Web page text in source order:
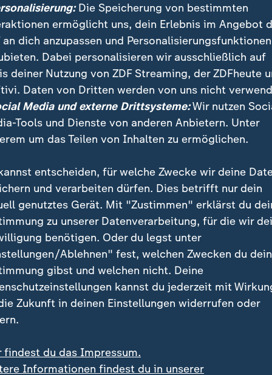
Menschen aus Syrien im
von Syrern in Deutschland hat das Institut
Berufsforschung (IAB) - das ist die
Arbeit. Knapp eine Million Syrer leben in
überhaupt im erwerbsfähigen Alter, sagt
vom IAB im Gespräch mit ZDFheute.
dieser Menschen liegt den IAB-Zahlen
noch die Selbständigen, die noch mal etwa
Im Ergebnis ist also etwas weniger als
15 und 64 in Arbeit.
syrischer Männer nähert
sind - im Gegensatz zur
Männer: "Männer haben sieben Jahre nach ihrem
Erwerbstätigenquote von 73 Prozent erreicht",
Die Erwerbstätigenquote syrischer Männer habe sich
Die Speicherung von bestimmten
ermöglicht uns, dein Erlebnis im Angebot
an dich anzupassen und Personalisierungsfunktionen
Dabei personalisieren wir ausschließlich auf
deiner Nutzung von ZDF Streaming, der ZDFheute
Daten von Dritten werden von uns nicht
Media und externe Drittsysteme:Wir nutzen
Tools und Dienste von anderen Anbietern. Unter
um das Teilen von Inhalten zu ermöglichen.
entscheiden, für welche Zwecke wir deine
und verarbeiten dürfen. Dies betrifft nur dein
genutztes Gerät. Mit "Zustimmen" erklärst du
zu unserer Datenverarbeitung, für die wir
benötigen. Oder du legst unter
Ablehnen" fest, welchen Zwecken du
gibst und welchen nicht. Deine
kannst du jederzeit mit
Zukunft in deinen Einstellungen widerrufen oder
findest du das Impressum.
Informationen findest du in unserer